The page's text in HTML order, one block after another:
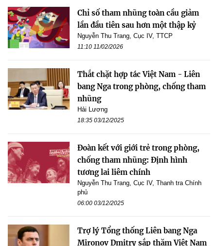
Chỉ số tham nhũng toàn cầu giảm
lần đầu tiên sau hơn một thập kỷ
Nguyễn Thu Trang, Cục IV, TTCP
11:10 11/02/2026
Thắt chặt hợp tác Việt Nam - Liên
bang Nga trong phòng, chống tham
nhũng
Hải Lương
18:35 03/12/2025
Đoàn kết với giới trẻ trong phòng,
chống tham nhũng: Định hình
tương lai liêm chính
Nguyễn Thu Trang, Cục IV, Thanh tra Chính
phủ
06:00 03/12/2025
Trợ lý Tổng thống Liên bang Nga
Mironov Dmitry sắp thăm Việt Nam